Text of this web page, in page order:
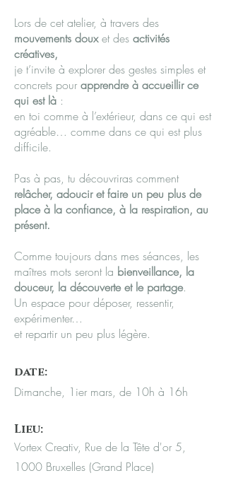
Lors de cet atelier, à travers des
mouvements douxet des activités
créatives,
je t’invite à explorer des gestes simples et
concrets pour apprendre à accueillir ce
qui est là :
en toi comme à l’extérieur, dans ce qui est
agréable… comme dans ce qui est plus
difficile.
Pas à pas, tu découvriras comment
relâcher, adoucir et faire un peu plus de
place à la confiance, à la respiration, au
présent.
Comme toujours dans mes séances, les
maîtres mots seront la bienveillance, la
douceur, la découverte et le partage.
Un espace pour déposer, ressentir,
expérimenter…
et repartir un peu plus légère.
date:
Dimanche, 1ier mars, de 10h à 16h
Lieu:
Vortex Creativ, Rue de la Tête d'or 5,
1000 Bruxelles (Grand Place)